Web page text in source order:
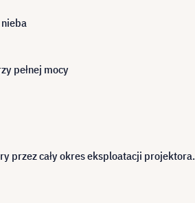
pełnej mocy
przez cały okres eksploatacji projektora.